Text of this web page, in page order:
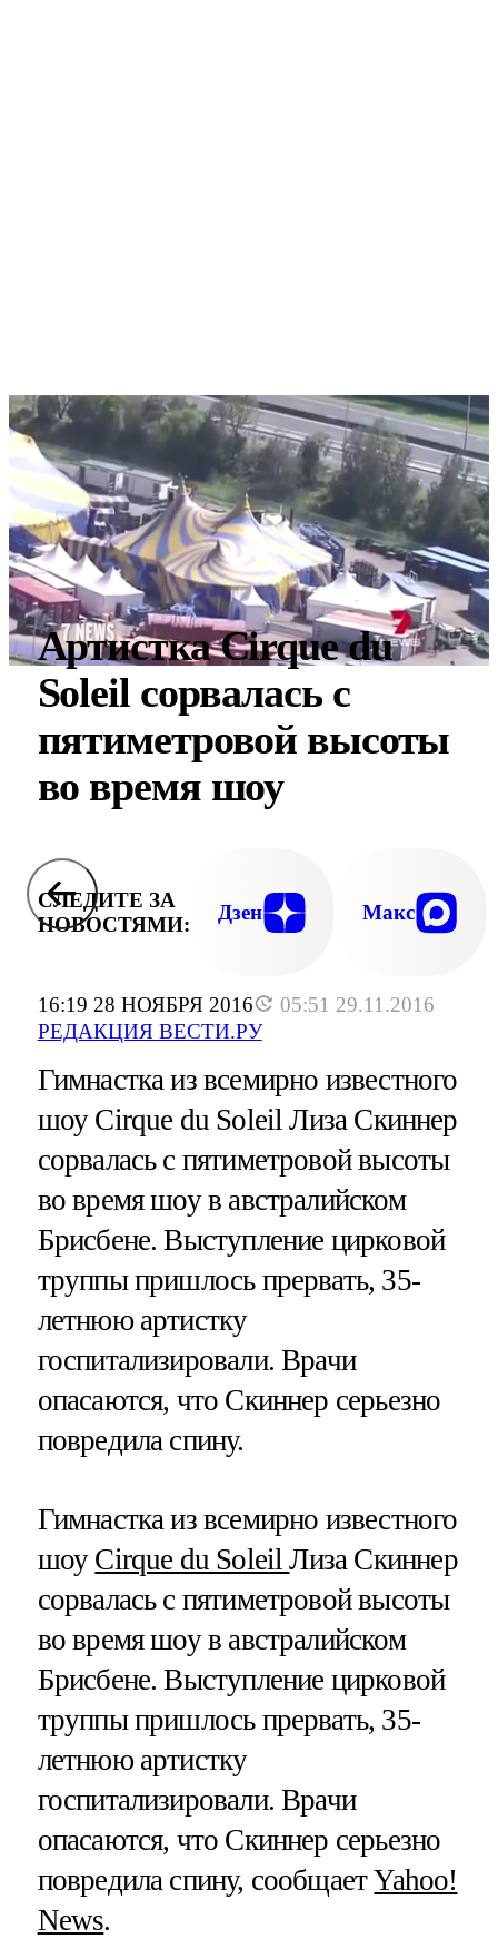
16:19 28 НОЯБРЯ 2016
05:51 29.11.2016
РЕДАКЦИЯ ВЕСТИ.РУ
Артистка Cirque du
Soleil сорвалась с
пятиметровой высоты
во время шоу
СЛЕДИТЕ ЗА
НОВОСТЯМИ:
Дзен Макс
Гимнастка из всемирно известного
шоу Cirque du Soleil Лиза Скиннер
сорвалась с пятиметровой высоты
во время шоу в австралийском
Брисбене. Выступление цирковой
труппы пришлось прервать, 35-
летнюю артистку
госпитализировали. Врачи
опасаются, что Скиннер серьезно
повредила спину.
Гимнастка из всемирно известного
шоу Cirque du SoleilЛиза Скиннер
сорвалась с пятиметровой высоты
во время шоу в австралийском
Брисбене. Выступление цирковой
труппы пришлось прервать, 35-
летнюю артистку
госпитализировали. Врачи
опасаются, что Скиннер серьезно
повредила спину, сообщаетYahoo!
News.